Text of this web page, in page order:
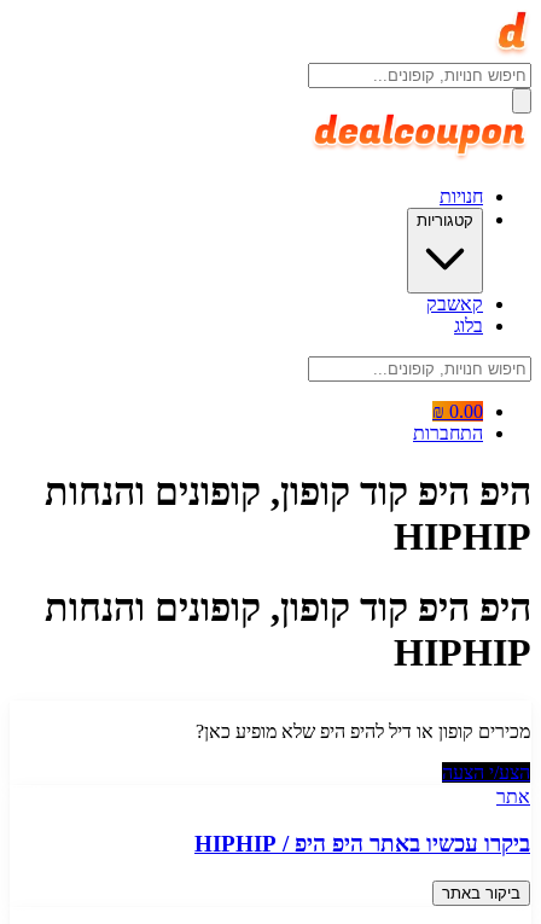
חנויות
קטגוריות
קאשבק
בלוג
0.00 ₪
התחברות
היפ היפ קוד קופון, קופונים והנחות
HIPHIP
היפ היפ קוד קופון, קופונים והנחות
HIPHIP
מכירים קופון או דיל להיפ היפ שלא מופיע כאן?
הצע/י הצעה
אתר
ביקרו עכשיו באתר היפ היפ /
HIPHIP
ביקור באתר